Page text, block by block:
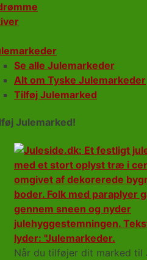
Se alle Julemarkeder
Alt om Tyske Julemarkeder
Tilføj Julemarked
Julemarked!
Når du tilføjer dit marked til